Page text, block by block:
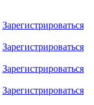
Зарегистрироваться
Зарегистрироваться
Зарегистрироваться
Зарегистрироваться